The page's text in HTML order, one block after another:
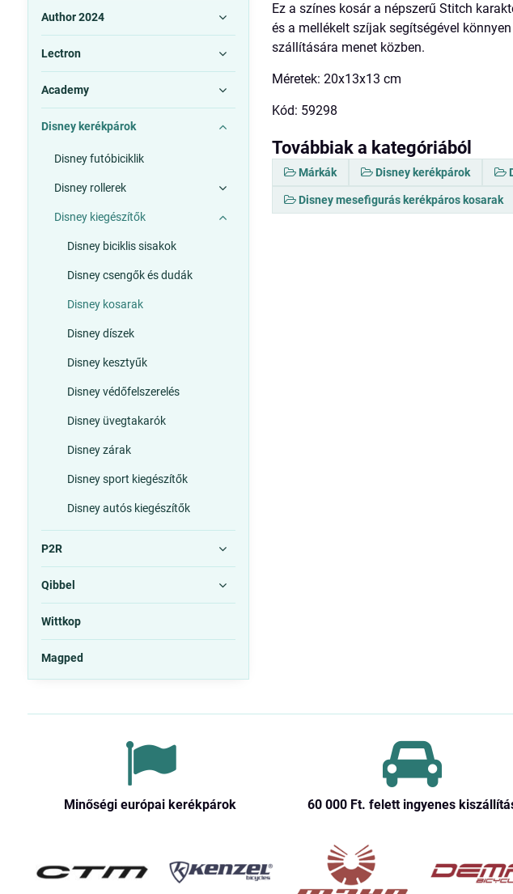
Ez a színes kosár a népszerű Stitch
és a mellékelt szíjak segítségével
szállítására menet közben.
Méretek: 20x13x13 cm
Kód: 59298
Továbbiak a kategóriából
Márkák Disney kerékpárok
Disney mesefigurás kerékpáros kosarak
Author 2024
Lectron
Academy
Disney kerékpárok
Disney futóbiciklik
Disney rollerek
Disney kiegészítők
Disney biciklis sisakok
Disney csengők és dudák
Disney kosarak
Disney díszek
Disney kesztyűk
Disney védőfelszerelés
Disney üvegtakarók
Disney zárak
Disney sport kiegészítők
Disney autós kiegészítők
P2R
Qibbel
Wittkop
Magped
Minőségi európai kerékpárok 60 000 Ft​. felett ingyenes